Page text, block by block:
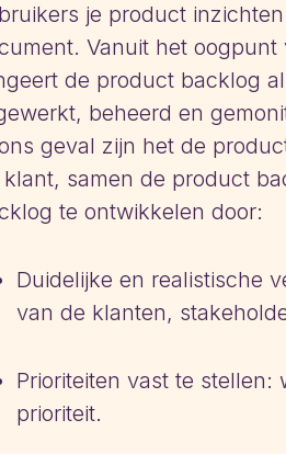
je product
Vanuit het
de product backlog
beheerd en
geval zijn het de
samen de product
te ontwikkelen door:
Duidelijke en realistische
van de klanten,
Prioriteiten vast te
prioriteit.